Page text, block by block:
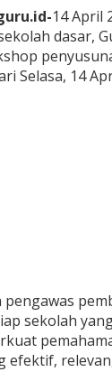
14 April
dasar,
Selasa, 14
sekolah
efektif,